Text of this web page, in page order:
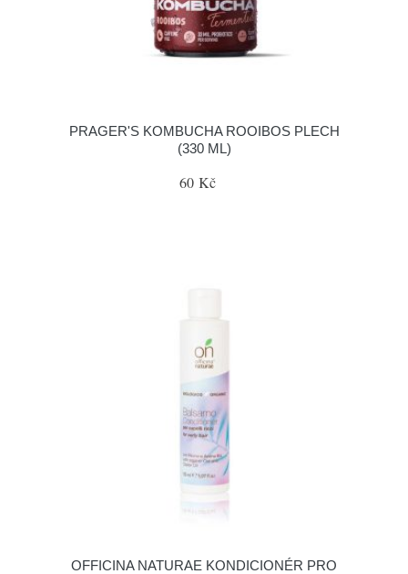
PRAGER'S KOMBUCHA ROOIBOS PLECH
(330 ML)
60 Kč
OFFICINA NATURAE KONDICIONÉR PRO